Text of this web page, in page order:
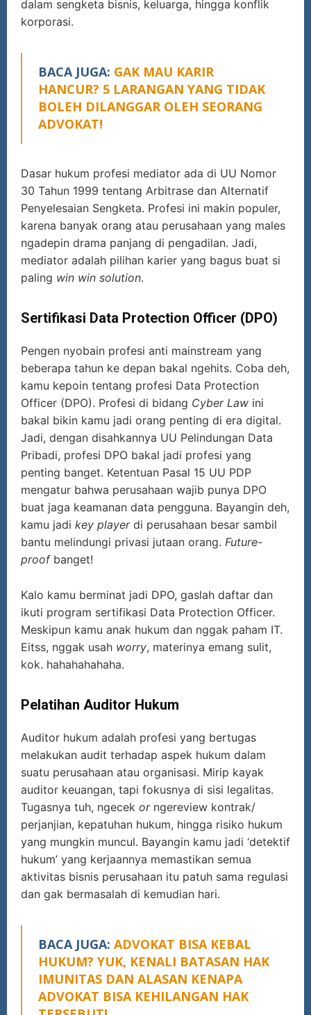
dalam sengketa bisnis, keluarga, hingga konflik
korporasi.
BACA JUGA: GAK MAU KARIR
HANCUR? 5 LARANGAN YANG TIDAK
BOLEH DILANGGAR OLEH SEORANG
ADVOKAT!
Dasar hukum profesi mediator ada di UU Nomor
30 Tahun 1999 tentang Arbitrase dan Alternatif
Penyelesaian Sengketa. Profesi ini makin populer,
karena banyak orang atau perusahaan yang males
ngadepin drama panjang di pengadilan. Jadi,
mediator adalah pilihan karier yang bagus buat si
paling win win solution.
Sertifikasi Data Protection Officer (DPO)
Pengen nyobain profesi anti mainstream yang
beberapa tahun ke depan bakal ngehits. Coba deh,
kamu kepoin tentang profesi Data Protection
Officer (DPO). Profesi di bidang Cyber Law ini
bakal bikin kamu jadi orang penting di era digital.
Jadi, dengan disahkannya UU Pelindungan Data
Pribadi, profesi DPO bakal jadi profesi yang
penting banget. Ketentuan Pasal 15 UU PDP
mengatur bahwa perusahaan wajib punya DPO
buat jaga keamanan data pengguna. Bayangin deh,
kamu jadi key playerdi perusahaan besar sambil
bantu melindungi privasi jutaan orang. Future-
proofbanget!
Kalo kamu berminat jadi DPO, gaslah daftar dan
ikuti program sertifikasi Data Protection Officer.
Meskipun kamu anak hukum dan nggak paham IT.
Eitss, nggak usah worry, materinya emang sulit,
kok. hahahahahaha.
Pelatihan Auditor Hukum
Auditor hukum adalah profesi yang bertugas
melakukan audit terhadap aspek hukum dalam
suatu perusahaan atau organisasi. Mirip kayak
auditor keuangan, tapi fokusnya di sisi legalitas.
Tugasnya tuh, ngecek orngereview kontrak/
perjanjian, kepatuhan hukum, hingga risiko hukum
yang mungkin muncul. Bayangin kamu jadi ‘detektif
hukum’ yang kerjaannya memastikan semua
aktivitas bisnis perusahaan itu patuh sama regulasi
dan gak bermasalah di kemudian hari.
BACA JUGA: ADVOKAT BISA KEBAL
HUKUM? YUK, KENALI BATASAN HAK
IMUNITAS DAN ALASAN KENAPA
ADVOKAT BISA KEHILANGAN HAK